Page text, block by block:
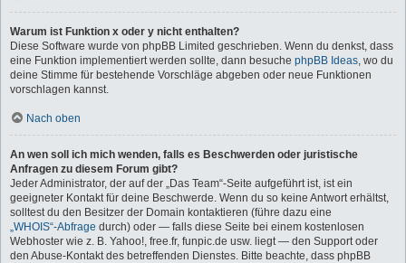
Warum ist Funktion x oder y nicht enthalten?
Diese Software wurde von phpBB Limited geschrieben. Wenn du denkst, dass
eine Funktion implementiert werden sollte, dann besuche phpBB Ideas, wo du
deine Stimme für bestehende Vorschläge abgeben oder neue Funktionen
vorschlagen kannst.
Nach oben
An wen soll ich mich wenden, falls es Beschwerden oder juristische
Anfragen zu diesem Forum gibt?
Jeder Administrator, der auf der „Das Team“-Seite aufgeführt ist, ist ein
geeigneter Kontakt für deine Beschwerde. Wenn du so keine Antwort erhältst,
solltest du den Besitzer der Domain kontaktieren (führe dazu eine
„WHOIS“-Abfrage durch) oder — falls diese Seite bei einem kostenlosen
Webhoster wie z. B. Yahoo!, free.fr, funpic.de usw. liegt — den Support oder
den Abuse-Kontakt des betreffenden Dienstes. Bitte beachte, dass phpBB